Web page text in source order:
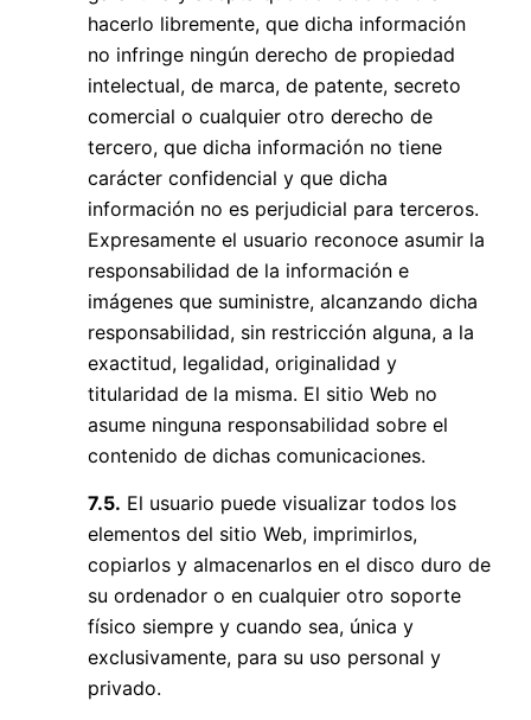
hacerlo libremente, que dicha información
no infringe ningún derecho de propiedad
intelectual, de marca, de patente, secreto
comercial o cualquier otro derecho de
tercero, que dicha información no tiene
carácter confidencial y que dicha
información no es perjudicial para terceros.
Expresamente el usuario reconoce asumir la
responsabilidad de la información e
imágenes que suministre, alcanzando dicha
responsabilidad, sin restricción alguna, a la
exactitud, legalidad, originalidad y
titularidad de la misma. El sitio Web no
asume ninguna responsabilidad sobre el
contenido de dichas comunicaciones.
7.5. El usuario puede visualizar todos los
elementos del sitio Web, imprimirlos,
copiarlos y almacenarlos en el disco duro de
su ordenador o en cualquier otro soporte
físico siempre y cuando sea, única y
exclusivamente, para su uso personal y
privado.